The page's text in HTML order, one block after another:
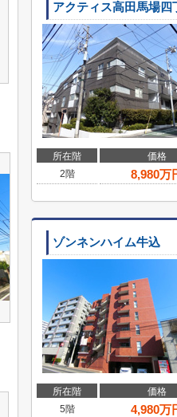
アクティス高田馬場四
所在階
価格
2階
8,980万
ゾンネンハイム牛込
所在階
価格
5階
4,980万